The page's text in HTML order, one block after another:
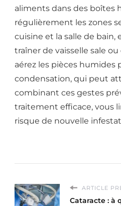
aliments dans des boîtes
régulièrement les zones
cuisine et la salle de bain,
traîner de vaisselle sale
aérez les pièces humides
condensation, qui peut
combinant ces gestes
traitement efficace, vous
risque de nouvelle
ARTICLE
Cataracte : à